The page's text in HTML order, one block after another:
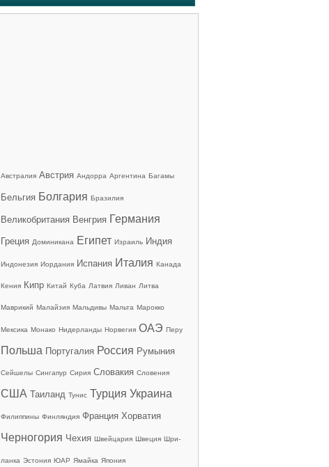
Австралия Австрия Андорра Аргентина Багамы
Бельгия Болгария Бразилия
Великобритания Венгрия Германия
Греция Доминикана Египет Израиль Индия
Индонезия Иордания Испания Италия Канада
Кения Кипр Китай Куба Латвия Ливан Литва
Маврикий Малайзия Мальдивы Мальта Марокко
Мексика Монако Нидерланды Норвегия ОАЭ Перу
Польша Португалия Россия Румыния
Сейшелы Сингапур Сирия Словакия Словения
США Таиланд Тунис Турция Украина
Филиппины Финляндия Франция Хорватия
Черногория Чехия Швейцария Швеция Шри-
ланка Эстония ЮАР Ямайка Япония